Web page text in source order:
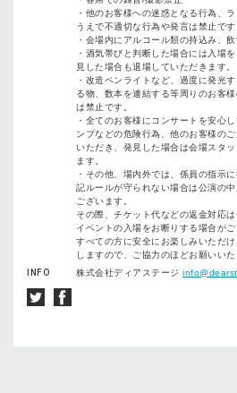
・他のお客様への迷惑となる行為、
うえで不適切な行為や発言は禁止です
・会場内にアルコール類の持込み、
・酒気帯びと判断した場合には入場
見した場合も退場していただきます。
・改造ペンライトなど、過度に発光
る物、数本を連結する等周りのお客
は禁止です。
・全てのお客様にコンサートを安心
ンプなどの危険行為、他のお客様の
いただき、発見した場合は会場スタ
ます。
・その他、場内外では、係員の指示
記ルールが守られない場合は公演の
ございます。
その際、チケット代などの返金対応
イベントの入場をお断りする場合がご
すべての方に安全にお楽しみいただ
しますので、ご協力のほどお願いいた
INFO
株式会社ディアステージ